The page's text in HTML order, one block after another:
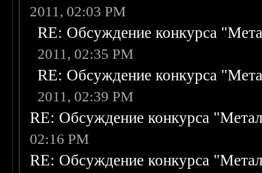
2011, 02:03 PM
RE: Обсуждение конкурса
2011, 02:35 PM
RE: Обсуждение конкурса
2011, 02:39 PM
RE: Обсуждение конкурса
02:16 PM
RE: Обсуждение конкурса